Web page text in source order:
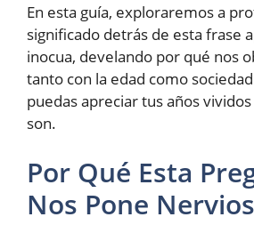
En esta guía, exploraremos a
significado detrás de esta frase
inocua, develando por qué nos
tanto con la edad como
puedas apreciar tus años
son.
Por Qué Esta
Nos Pone